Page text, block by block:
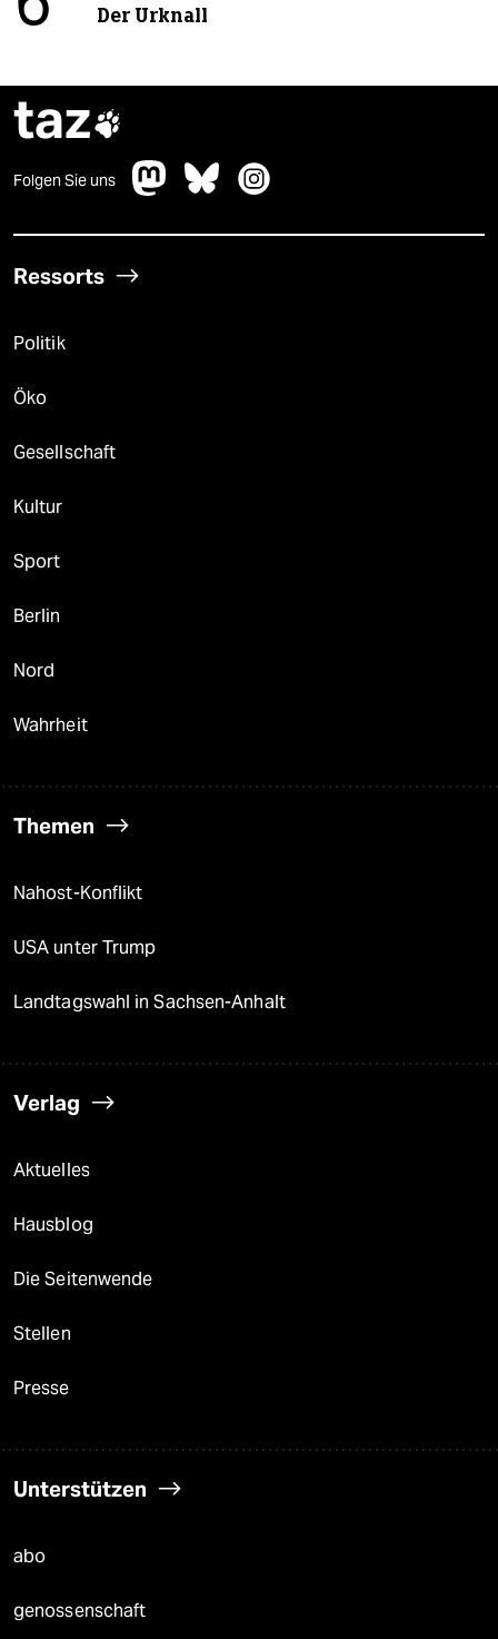
Der Urknall
taz
Folgen Sie uns
Ressorts
Politik
Öko
Gesellschaft
Kultur
Sport
Berlin
Nord
Wahrheit
Themen
Nahost-Konflikt
USA unter Trump
Landtagswahl in Sachsen-Anhalt
Verlag
Aktuelles
Hausblog
Die Seitenwende
Stellen
Presse
Unterstützen
abo
genossenschaft